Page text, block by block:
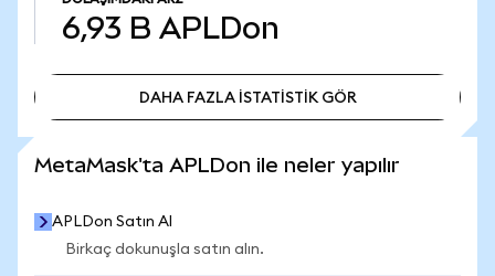
6,93 B APLDon
DAHA FAZLA İSTATİSTİK GÖR
MetaMask'ta APLDon ile neler yapılır
APLDon Satın Al
Birkaç dokunuşla satın alın.